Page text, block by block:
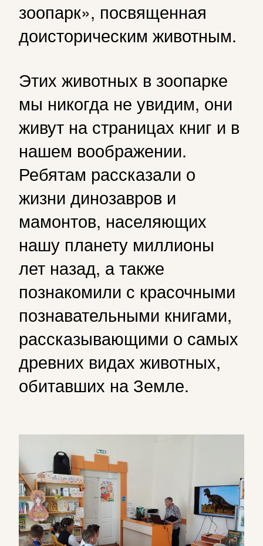
зоопарк», посвященная
доисторическим животным.
Этих животных в зоопарке
мы никогда не увидим, они
живут на страницах книг и в
нашем воображении.
Ребятам рассказали о
жизни динозавров и
мамонтов, населяющих
нашу планету миллионы
лет назад, а также
познакомили с красочными
познавательными книгами,
рассказывающими о самых
древних видах животных,
обитавших на Земле.